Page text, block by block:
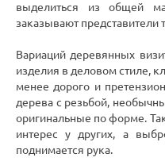
выделиться из общей
заказывают представители
Вариаций деревянных
изделия в деловом стиле,
менее дорого и
дерева с резьбой,
оригинальные по форме.
интерес у других, а
поднимается рука.